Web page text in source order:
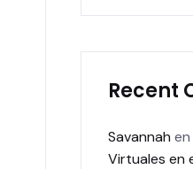
Recent
Savannah en
Virtuales en